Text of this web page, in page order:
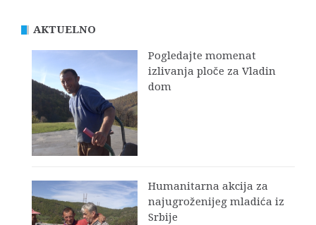
AKTUELNO
Pogledajte momenat
izlivanja ploče za Vladin
dom
Humanitarna akcija za
najugroženijeg mladića iz
Srbije